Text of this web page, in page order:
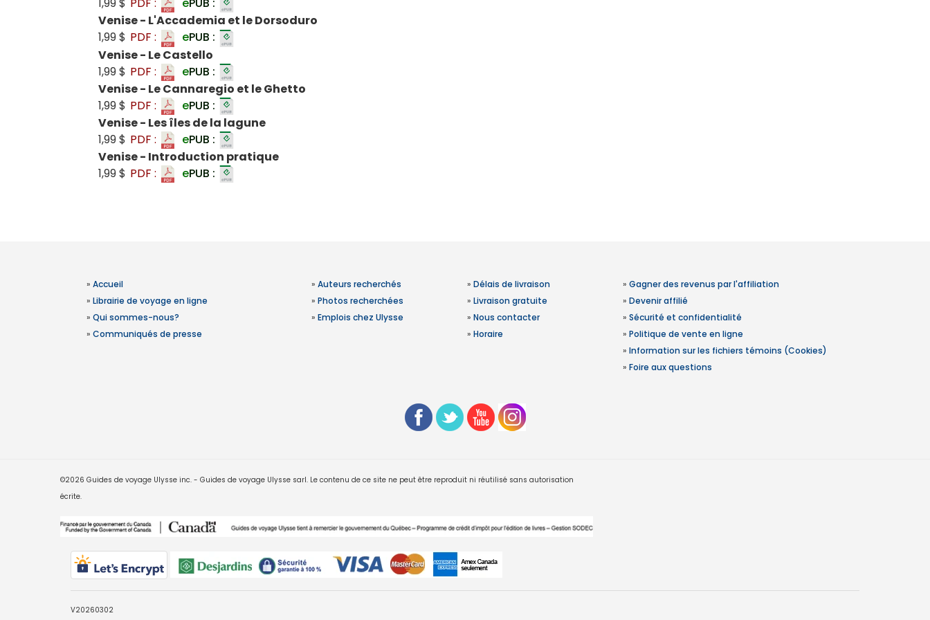
1,99 $ PDF : ePUB :
Venise - L'Accademia et le Dorsoduro
1,99 $ PDF : ePUB :
Venise - Le Castello
1,99 $ PDF : ePUB :
Venise - Le Cannaregio et le Ghetto
1,99 $ PDF : ePUB :
Venise - Les îles de la lagune
1,99 $ PDF : ePUB :
Venise - Introduction pratique
1,99 $ PDF : ePUB :
» Accueil
» Librairie de voyage en ligne
» Qui sommes-nous?
» Communiqués de presse
» Auteurs recherchés
» Photos recherchées
» Emplois chez Ulysse
» Délais de livraison
» Livraison gratuite
» Nous contacter
» Horaire
» Gagner des revenus par l'affiliation
» Devenir affilié
» Sécurité et confidentialité
» Politique de vente en ligne
» Information sur les fichiers témoins (Cookies)
» Foire aux questions
©2026 Guides de voyage Ulysse inc. - Guides de voyage Ulysse sarl. Le contenu de ce site ne peut être reproduit ni réutilisé sans autorisation
écrite.
V20260302